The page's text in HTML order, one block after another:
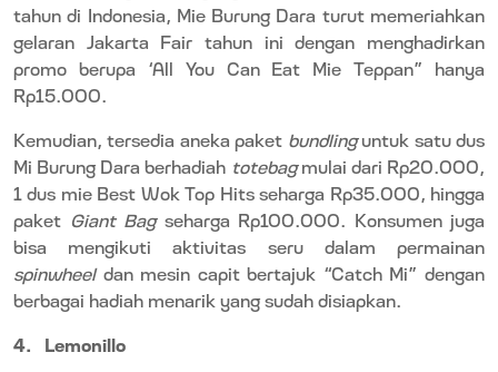
tahun di Indonesia, Mie Burung Dara turut memeriahkan
gelaran Jakarta Fair tahun ini dengan menghadirkan
promo berupa ‘All You Can Eat Mie Teppan” hanya
Rp15.000.
Kemudian, tersedia aneka paket bundlinguntuk satu dus
Mi Burung Dara berhadiah totebagmulai dari Rp20.000,
1 dus mie Best Wok Top Hits seharga Rp35.000, hingga
paket Giant Bagseharga Rp100.000. Konsumen juga
bisa mengikuti aktivitas seru dalam permainan
spinwheeldan mesin capit bertajuk “Catch Mi” dengan
berbagai hadiah menarik yang sudah disiapkan.
4.
Lemonillo